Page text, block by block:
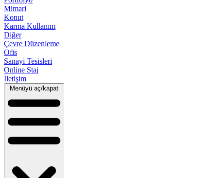
Mimari
Konut
Karma Kullanım
Diğer
Çevre Düzenleme
Ofis
Sanayi Tesisleri
Online Staj
İletişim
Menüyü aç/kapat